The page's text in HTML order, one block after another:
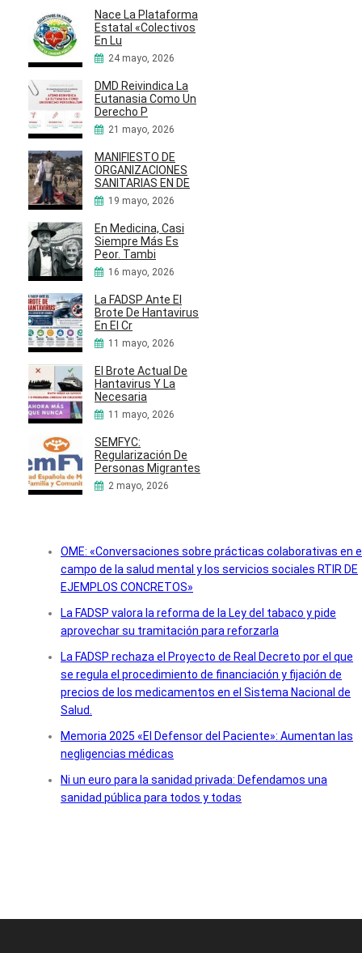
Nace La Plataforma
Estatal «Colectivos
En Lu
24 mayo, 2026
DMD Reivindica La
Eutanasia Como Un
Derecho P
21 mayo, 2026
MANIFIESTO DE
ORGANIZACIONES
SANITARIAS EN DE
19 mayo, 2026
En Medicina, Casi
Siempre Más Es
Peor. Tambi
16 mayo, 2026
La FADSP Ante El
Brote De Hantavirus
En El Cr
11 mayo, 2026
El Brote Actual De
Hantavirus Y La
Necesaria
11 mayo, 2026
SEMFYC:
Regularización De
Personas Migrantes
2 mayo, 2026
OME: «Conversaciones sobre prácticas colaborativas en
campo de la salud mental y los servicios sociales RTIR DE
EJEMPLOS CONCRETOS»
La FADSP valora la reforma de la Ley del tabaco y pide
aprovechar su tramitación para reforzarla
La FADSP rechaza el Proyecto de Real Decreto por el que
se regula el procedimiento de financiación y fijación de
precios de los medicamentos en el Sistema Nacional de
Salud.
Memoria 2025 «El Defensor del Paciente»: Aumentan las
negligencias médicas
Ni un euro para la sanidad privada: Defendamos una
sanidad pública para todos y todas